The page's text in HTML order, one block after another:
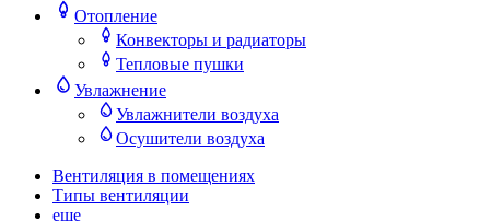
Отопление
Конвекторы и радиаторы
Тепловые пушки
Увлажнение
Увлажнители воздуха
Осушители воздуха
Вентиляция в помещениях
Типы вентиляции
еще